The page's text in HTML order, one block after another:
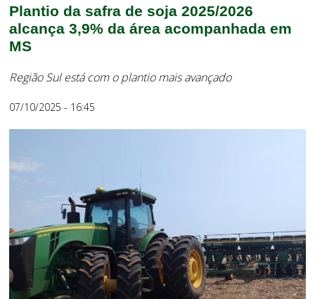
Plantio da safra de soja 2025/2026
alcança 3,9% da área acompanhada em
MS
Região Sul está com o plantio mais avançado
07/10/2025 - 16:45